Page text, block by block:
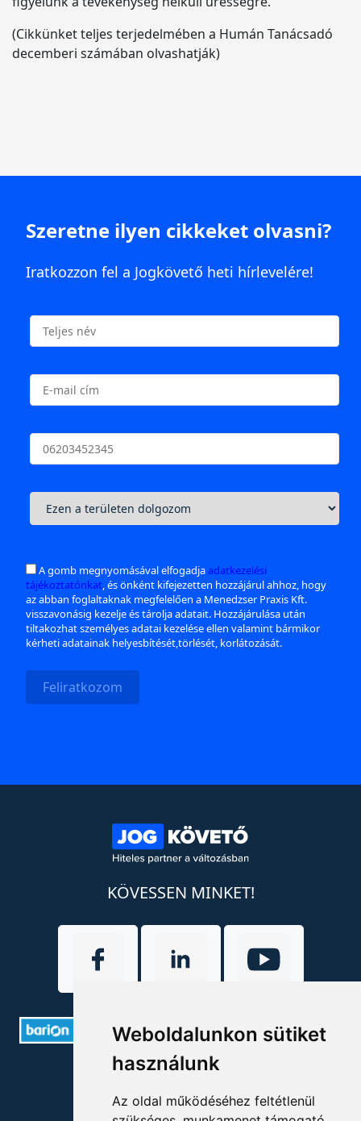
Weboldalunkon sütiket
használunk
Az oldal működéséhez feltétlenül
(Cikkünket teljes terjedelmében a Humán Tanácsadó
decemberi számában olvashatják)
Szeretne ilyen cikkeket olvasni?
Iratkozzon fel a Jogkövető heti hírlevelére!
A gomb megnyomásával elfogadjaadatkezelési
tájékoztatónkat, és önként kifejezetten hozzájárul ahhoz, hogy
az abban foglaltaknak megfelelően a Menedzser Praxis Kft.
visszavonásig kezelje és tárolja adatait. Hozzájárulása után
tiltakozhat személyes adatai kezelése ellen valamint bármikor
kérheti adatainak helyesbítését,törlését, korlátozását.
Feliratkozom
KÖVESSEN MINKET!
ELÉRHETŐSÉGEK
+36 1 880 7600